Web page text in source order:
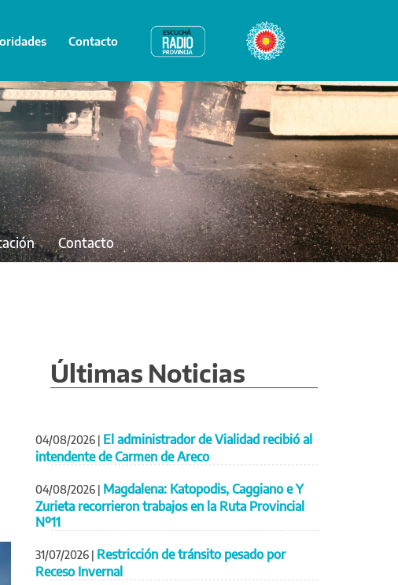
Contacto Radio Provincia Bicentenario
Contacto
Últimas Noticias
04/08/2026 | El administrador de Vialidad recibió al
intendente de Carmen de Areco
04/08/2026 | Magdalena: Katopodis, Caggiano e Y
Zurieta recorrieron trabajos en la Ruta Provincial
Nº11
31/07/2026 | Restricción de tránsito pesado por
Receso Invernal